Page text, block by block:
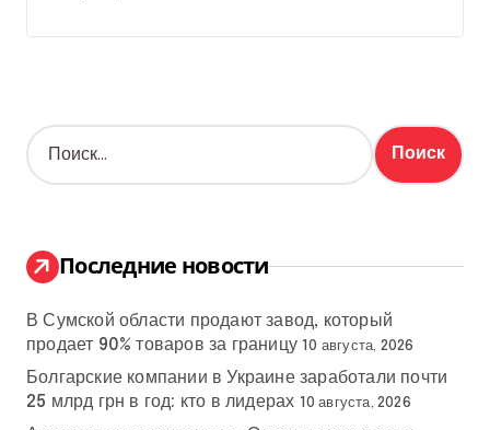
Н
а
:
Последние новости
В Сумской области продают завод, который
продает 90% товаров за границу 10 августа, 2026
Болгарские компании в Украине заработали почти
25 млрд грн в год: кто в лидерах 10 августа, 2026